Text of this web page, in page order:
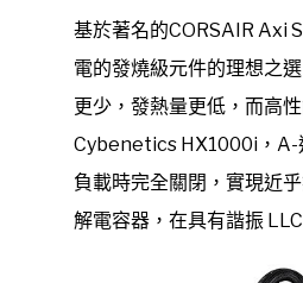
基於著名的CORSAIR Axi
電的發燒級元件的理想之
更少，發熱量更低，而高
Cybenetics HX1000i，A-
負載時完全關閉，實現近
解電容器，在具有諧振